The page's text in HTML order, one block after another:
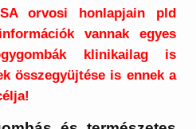
orvosi honlapjain pld
vannak egyes
klinikailag is
összegyüjtése is ennek a